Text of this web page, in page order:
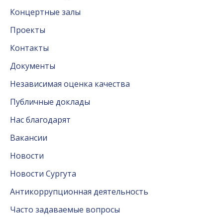
Концертные залы
Проекты
Контакты
Документы
Независимая оценка качества
Публичные доклады
Нас благодарят
Вакансии
Новости
Новости Сургута
Антикоррупционная деятельность
Часто задаваемые вопросы